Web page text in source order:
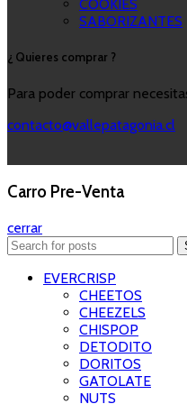
COOKIES
SABORIZANTES
¿ Quieres comprar ?
Para poder comprar
contacto@vallepatagonia.cl
Carro Pre-Venta
cerrar
EVERCRISP
CHEETOS
CHEEZELS
CHISPOP
DETODITO
DORITOS
GATOLATE
NUTS